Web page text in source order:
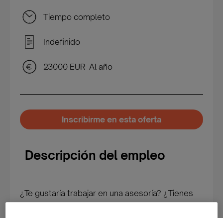
Tiempo completo
Indefinido
23000 EUR Al año
Inscribirme en esta oferta
Descripción del empleo
¿Te gustaría trabajar en una asesoría? ¿Tienes